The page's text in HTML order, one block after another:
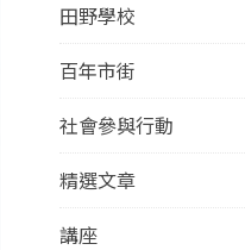
田野學校
百年市街
社會參與行動
精選文章
講座